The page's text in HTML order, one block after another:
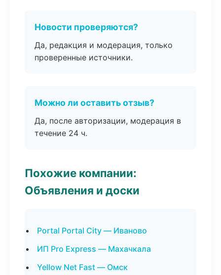
Новости проверяются?
Да, редакция и модерация, только
проверенные источники.
Можно ли оставить отзыв?
Да, после авторизации, модерация в
течение 24 ч.
Похожие компании:
Объявления и доски
Portal Portal City — Иваново
ИП Pro Express — Махачкала
Yellow Net Fast — Омск